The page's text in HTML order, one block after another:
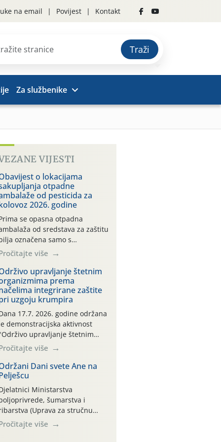
na email Povijest Kontakt
Traži
Za službenike
VIJESTI
o lokacijama
otpadne
od pesticida za
2026. godine
se opasna otpadna
od sredstava za zaštitu
označena samo s
i oznakom
CROCPA EKO MODEL:
ambalaža kao i
drugih proizvoda koji
sredstva za zaštitu bilja
(npr. ambalaža od mineralnih
se ne prihvaća.
je osiguran
povrat prazne
isključivo ovih tvrtki:
MAKS, AGRONOM,
TKI* (PINUS […]
više
upravljanje štetnim
prema
integrirane zaštite
uzgoju krumpira
17.7. 2026. godine održana
demonstracijska aktivnost
upravljanje štetnim
prema načelima
integrirane zaštite pri uzgoju
na pokusnom polju
kraj naselja Belica
parcela ID 2445031)
dio Međimurske
više
Dani svete Ane na
Ministarstva
šumarstva i
(Uprava za stručnu
razvoju poljoprivrede)
sudjelovali su na tradicionalnom
više